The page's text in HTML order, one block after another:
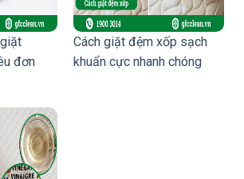
đơn
Cách giặt đệm xốp sạch
khuẩn cực nhanh chóng